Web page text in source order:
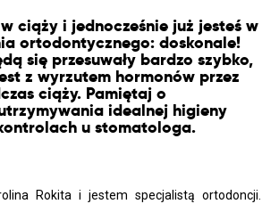
ciąży i jednocześnie już jesteś w
ortodontycznego: doskonale!
się przesuwały bardzo szybko,
z wyrzutem hormonów przez
ciąży. Pamiętaj o
idealnej higieny
u stomatologa.
Rokita i jestem specjalistą ortodoncji.